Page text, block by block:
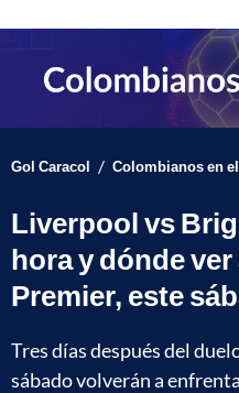
Gol Caracol / Colombianos en
Liverpool vs
hora y dónde
Premier, este
Tres días después del
sábado volverán a